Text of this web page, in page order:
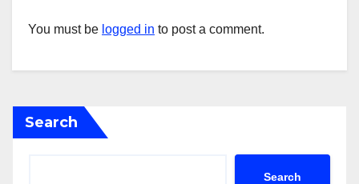
You must be logged in to post a comment.
Search
Search